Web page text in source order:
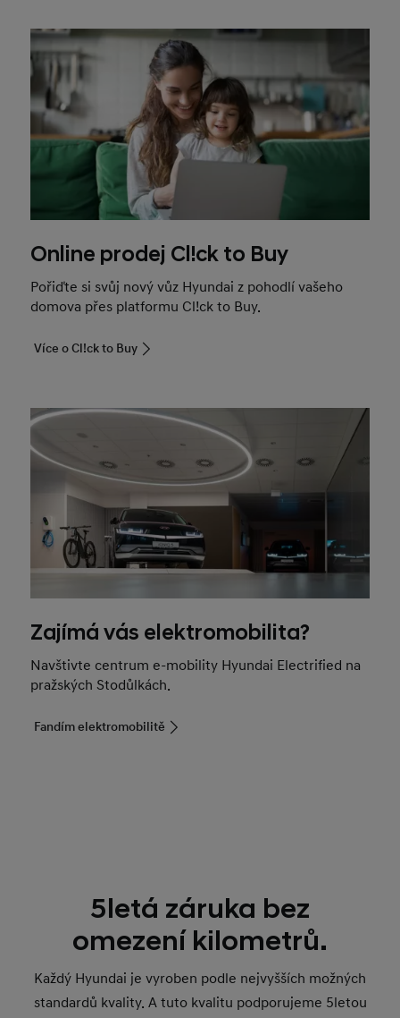
Online prodej Cl!ck to Buy
Pořiďte si svůj nový vůz Hyundai z pohodlí vašeho
domova přes platformu Cl!ck to Buy.
Více o Cl!ck to Buy
Zajímá vás elektromobilita?
Navštivte centrum e-mobility Hyundai Electrified na
pražských Stodůlkách.
Fandím elektromobilitě
5letá záruka bez
omezení kilometrů.
Každý Hyundai je vyroben podle nejvyšších možných
standardů kvality. A tuto kvalitu podporujeme 5letou